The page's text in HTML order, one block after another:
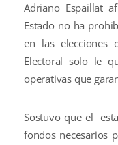
Adriano Espaillat
Estado no ha
en las
Electoral solo le
operativas que
Sostuvo que el
fondos necesarios